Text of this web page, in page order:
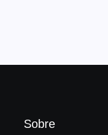
Sobre